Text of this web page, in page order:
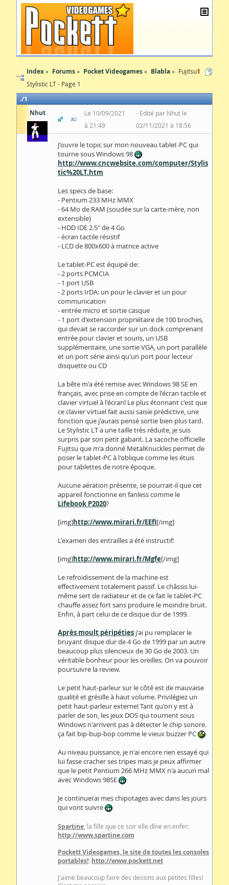
Index Forums Pocket Videogames Blabla
Fujitsu
Stylistic LT - Page 1
1
1
Nhut
Le 10/09/2021
à 21:49
Edité par Nhut le
02/11/2021 à 18:56
J'ouvre le topic sur mon nouveau tablet-PC qui
tourne sous Windows 98
http://www.cncwebsite.com/computer/Stylis
tic%20LT.htm
Les specs de base:
- Pentium 233 MHz MMX
- 64 Mo de RAM (soudée sur la carte-mère, non
extensible)
- HDD IDE 2.5" de 4 Go
- écran tactile résistif
- LCD de 800x600 à matrice active
Le tablet-PC est équipé de:
- 2 ports PCMCIA
- 1 port USB
- 2 ports IrDA: un pour le clavier et un pour
communication
- entrée micro et sortie casque
- 1 port d'extension propriétaire de 100 broches,
qui devait se raccorder sur un dock comprenant
entrée pour clavier et souris, un USB
supplémentaire, une sortie VGA, un port parallèle
et un port série ainsi qu'un port pour lecteur
disquette ou CD
La bête m'a été remise avec Windows 98 SE en
français, avec prise en compte de l'écran tactile et
clavier virtuel à l'écran! Le plus étonnant c'est que
ce clavier virtuel fait aussi saisie prédictive, une
fonction que j'aurais pensé sortie bien plus tard.
Le Stylistic LT a une taille très réduite, je suis
surpris par son petit gabarit. La sacoche officielle
Fujitsu que m'a donné MetalKnuckles permet de
poser le tablet-PC à l'oblique comme les étuis
pour tablettes de notre époque.
Aucune aération présente, se pourrait-il que cet
appareil fonctionne en fanless comme le
Lifebook P2020?
[img]http://www.mirari.fr/EEfI[/img]
L'examen des entrailles a été instructif:
[img]http://www.mirari.fr/Mgfe[/img]
Le refroidissement de la machine est
effectivement totalement passif. Le châssis lui-
même sert de radiateur et de ce fait le tablet-PC
chauffe assez fort sans produire le moindre bruit.
Enfin, à part celui de ce disque dur de 1999.
Après moult péripéties j'ai pu remplacer le
bruyant disque dur de 4 Go de 1999 par un autre
beaucoup plus silencieux de 30 Go de 2003. Un
véritable bonheur pour les oreilles. On va pouvoir
poursuivre la review.
Le petit haut-parleur sur le côté est de mauvaise
qualité et grésille à haut volume. Privilégiez un
petit haut-parleur externe! Tant qu'on y est à
parler de son, les jeux DOS qui tournent sous
Windows n'arrivent pas à détecter le chip sonore.
ça fait bip-bup-bop comme le vieux buzzer PC
Au niveau puissance, je n'ai encore rien essayé qui
lui fasse cracher ses tripes mais je peux affirmer
que le petit Pentium 266 MHz MMX n'a aucun mal
avec Windows 98SE
Je continuerai mes chipotages avec dans les jours
qui vont suivre
Spartine , la fille que ce soir elle dîne en enfer:
http://www.spartine.com
Pockett Videogames, le site de toutes les consoles
portables!: http://www.pockett.net
J'aime beaucoup faire des dessins aux petites filles!